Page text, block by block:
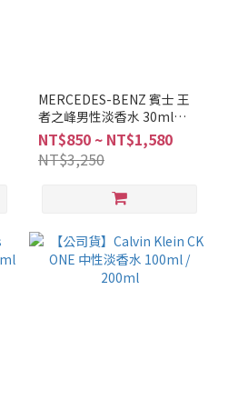
MERCEDES-BENZ 賓士 王
者之峰男性淡香水 30ml
50ml 100ml
NT$850 ~ NT$1,580
NT$3,250